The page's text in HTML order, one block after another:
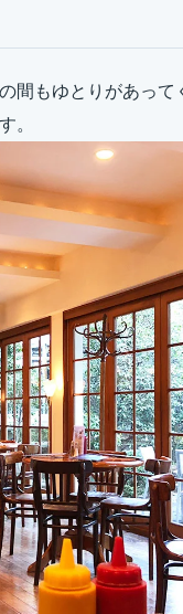
間もゆとりがあっ
。